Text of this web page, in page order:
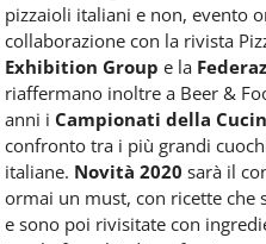
pizzaioli italiani e non, evento
collaborazione con la rivista
Exhibition Group e la
riaffermano inoltre a Beer &
anni i Campionati della
confronto tra i più grandi
italiane. Novità 2020 sarà il
ormai un must, con ricette che
e sono poi rivisitate con